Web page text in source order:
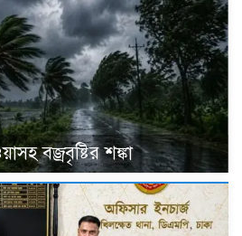
বজ্রবৃষ্টির শঙ্কা